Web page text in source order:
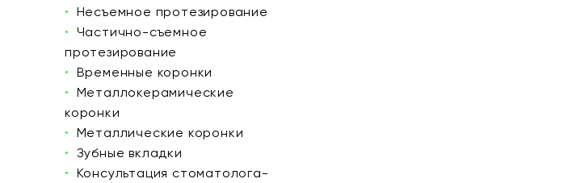
Несъемное протезирование
Частично-съемное
протезирование
Временные коронки
Металлокерамические
коронки
Металлические коронки
Зубные вкладки
Консультация стоматолога-